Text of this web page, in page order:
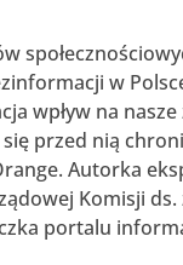
w
wpływ na
przed nią
Autorka
Komisji
portalu